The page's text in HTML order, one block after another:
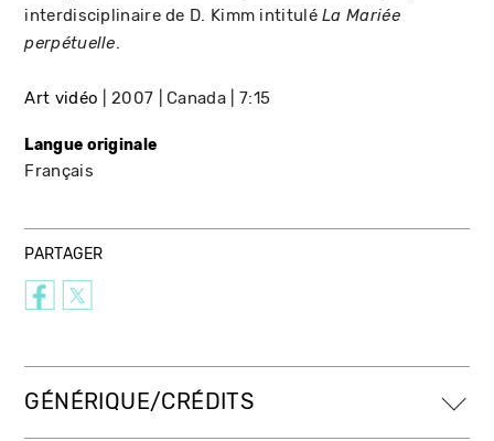
interdisciplinaire de D. Kimm intituléLa Mariée
perpétuelle.
Art vidéo 2007 Canada 7:15
Langue originale
Français
PARTAGER
GÉNÉRIQUE/CRÉDITS